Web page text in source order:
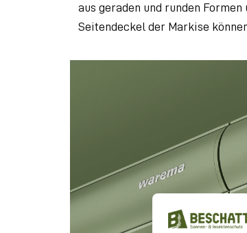
aus geraden und runden
Seitendeckel der Markise